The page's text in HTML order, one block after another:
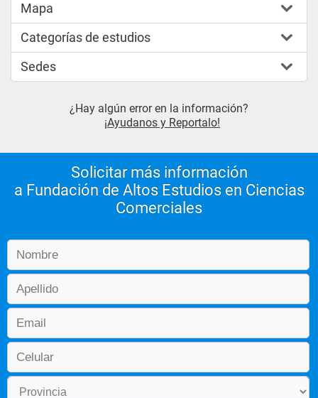
Mapa
Categorías de estudios
Sedes
¿Hay algún error en la información?
¡Ayudanos y Reportalo!
Solicitar más información
a Fundación de Altos Estudios en Ciencias
Comerciales